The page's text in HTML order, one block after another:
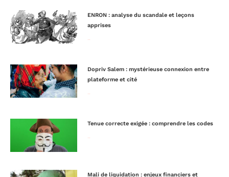
ENRON : analyse du scandale et leçons
apprises
Dopriv Salem : mystérieuse connexion entre
plateforme et cité
Tenue correcte exigée : comprendre les codes
Mali de liquidation : enjeux financiers et